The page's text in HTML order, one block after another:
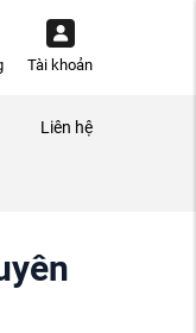
Tài khoản
Liên hệ